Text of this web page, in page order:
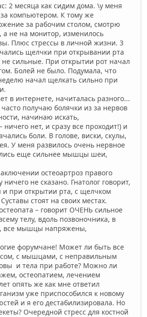
2 месяца как сидим дома. \у меня
компьютером. К тому же
за рабочим столом, смотрю
а не на монитор, изменилось
Плюс стрессы в личной жизни. 3
щелчки при открывании рта
сильные. При открытии рот начал
Болей не было. Подумала, что
начал щелкать сильно при
в интернете, начиталась разного...
получаю болячки из за нервов
начинаю искать,
ничего нет, и сразу все проходит!) и
боли. В голове, виски, скулы,
У меня развилось очень нервное
еще сильнее мышцы шеи,
остеоартроз правого
не сказано. Гнатолог говорит,
и при открытии рта, с щелчком
стоят на своих местах.
– говорит ОЧЕНЬ сильное
телу, вдоль позвоночника, в
все мышцы напряжены,
форумчане! Может ли быть все
с мышцами, с неправильным
и тела при работе? Можно ли
остеопатием, лечением
опять же как мне ответил
уже приспособился к новому
и я его дестабилизировала. Но
Очередной стресс для костной